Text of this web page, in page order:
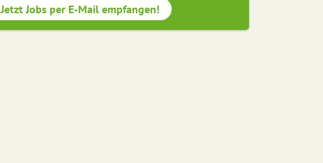
Jetzt Jobs per E-Mail empfangen!